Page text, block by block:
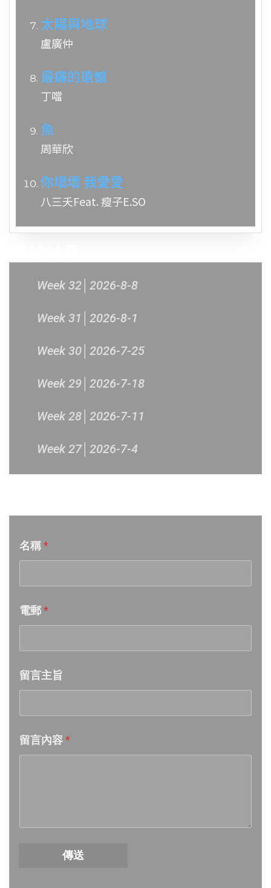
太陽與地球
盧廣仲
最痛的遺憾
丁噹
魚
周華欣
你壞壞 我愛愛
八三夭Feat. 瘦子E.SO
Week 32│2026-8-8
Week 31│2026-8-1
Week 30│2026-7-25
Week 29│2026-7-18
Week 28│2026-7-11
Week 27│2026-7-4
Week 25│2026-6-20
Week 24│2026-6-12
Week 22│2026-5-30
Week 20│2026-5-16
Week 18│2026-5-2
名稱*
電郵*
留言主旨
留言內容*
傳送